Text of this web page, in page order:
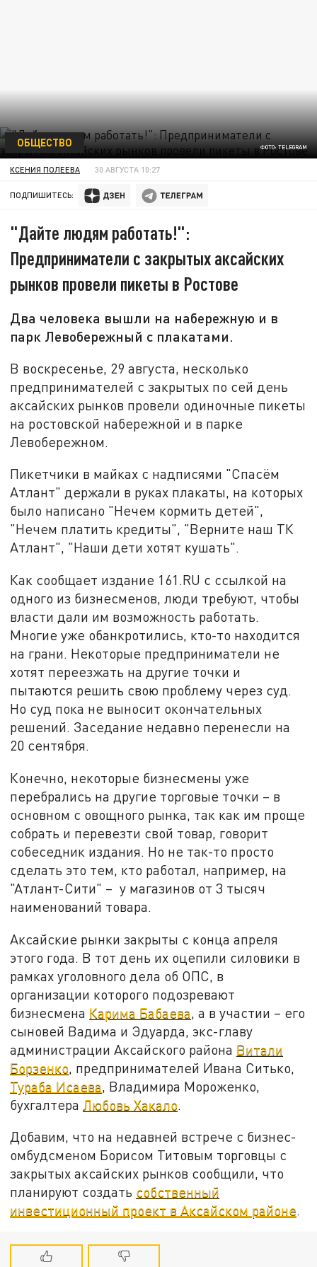
ФОТО: TELEGRAM
ОБЩЕСТВО
КСЕНИЯ ПОЛЕЕВА 30 АВГУСТА 10:27
ПОДПИШИТЕСЬ:
"Дайте людям работать!":
Предприниматели с закрытых аксайских
рынков провели пикеты в Ростове
Два человека вышли на набережную и в
парк Левобережный с плакатами.
В воскресенье, 29 августа, несколько
предпринимателей с закрытых по сей день
аксайских рынков провели одиночные пикеты
на ростовской набережной и в парке
Левобережном.
Пикетчики в майках с надписями "Спасём
Атлант" держали в руках плакаты, на которых
было написано "Нечем кормить детей",
"Нечем платить кредиты", "Верните наш ТК
Атлант", "Наши дети хотят кушать".
Как сообщает издание 161.RU с ссылкой на
одного из бизнесменов, люди требуют, чтобы
власти дали им возможность работать.
Многие уже обанкротились, кто-то находится
на грани. Некоторые предприниматели не
хотят переезжать на другие точки и
пытаются решить свою проблему через суд.
Но суд пока не выносит окончательных
решений. Заседание недавно перенесли на
20 сентября.
Конечно, некоторые бизнесмены уже
перебрались на другие торговые точки – в
основном с овощного рынка, так как им проще
собрать и перевезти свой товар, говорит
собеседник издания. Но не так-то просто
сделать это тем, кто работал, например, на
"Атлант-Сити" – у магазинов от 3 тысяч
наименований товара.
Аксайские рынки закрыты с конца апреля
этого года. В тот день их оцепили силовики в
рамках уголовного дела об ОПС, в
организации которого подозревают
бизнесмена Карима Бабаева , а в участии – его
сыновей Вадима и Эдуарда, экс-главу
администрации Аксайского района Витали
Борзенко , предпринимателей Ивана Ситько,
Тураба Исаева , Владимира Мороженко,
бухгалтера Любовь Хакало
Добавим, что на недавней встрече с бизнес-
омбудсменом Борисом Титовым торговцы с
закрытых аксайских рынков сообщили, что
планируют создать собственный
инвестиционный проект в Аксайском районе.